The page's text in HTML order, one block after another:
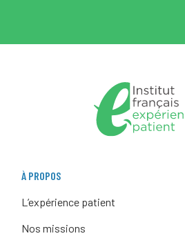
À PROPOS
L’expérience patient
Nos missions